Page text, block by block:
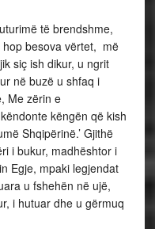
të brendshme,
besova vërtet, më
siç ish dikur, u ngrit
në buzë u shfaq i
Me zërin e
këngën që kish
Shqipërinë.’ Gjithë
i bukur, madhështor i
Egje, mpaki legjendat
u fshehën në ujë,
i hutuar dhe u gërmuq